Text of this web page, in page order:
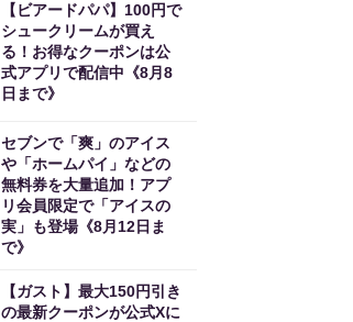
【ビアードパパ】100円で
シュークリームが買え
る！お得なクーポンは公
式アプリで配信中《8月8
日まで》
セブンで「爽」のアイス
や「ホームパイ」などの
無料券を大量追加！アプ
リ会員限定で「アイスの
実」も登場《8月12日ま
で》
【ガスト】最大150円引き
の最新クーポンが公式Xに